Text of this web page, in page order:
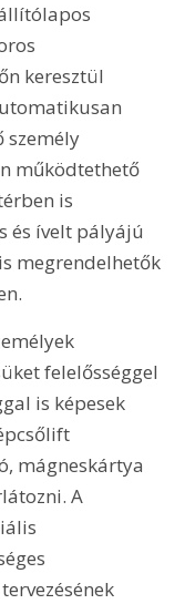
keresztül
személy
működtethető
is
és ívelt pályájú
megrendelhetők
felelősséggel
is képesek
mágneskártya
A